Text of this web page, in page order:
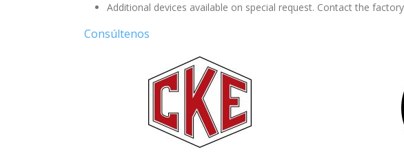
Additional devices available on special request. Contact the
Consúltenos